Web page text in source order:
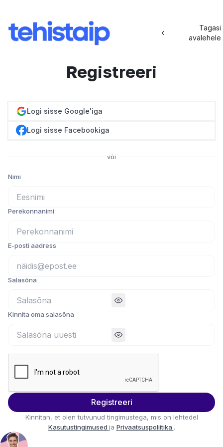
Tagasi
avalehele
Registreeri
Logi sisse Google'iga
Logi sisse Facebookiga
või
Nimi
Perekonnanimi
E-posti aadress
Salasõna
Kinnita oma salasõna
Registreeri
Kinnitan, et olen tutvunud tingimustega, mis on lehtedel
Kasutustingimused ja Privaatsuspoliitika .